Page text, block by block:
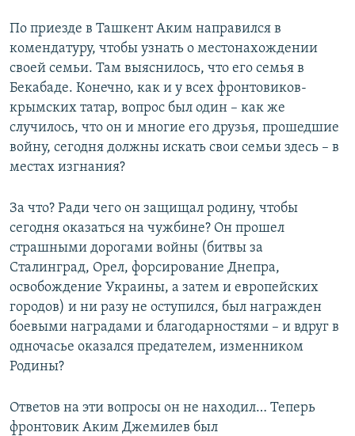
По приезде в Ташкент Аким направился в
комендатуру, чтобы узнать о местонахождении
своей семьи. Там выяснилось, что его семья в
Бекабаде. Конечно, как и у всех фронтовиков-
крымских татар, вопрос был один – как же
случилось, что он и многие его друзья, прошедшие
войну, сегодня должны искать свои семьи здесь – в
местах изгнания?
За что? Ради чего он защищал родину, чтобы
сегодня оказаться на чужбине? Он прошел
страшными дорогами войны (битвы за
Сталинград, Орел, форсирование Днепра,
освобождение Украины, а затем и европейских
городов) и ни разу не оступился, был награжден
боевыми наградами и благодарностями – и вдруг в
одночасье оказался предателем, изменником
Родины?
Ответов на эти вопросы он не находил… Теперь
фронтовик Аким Джемилев был